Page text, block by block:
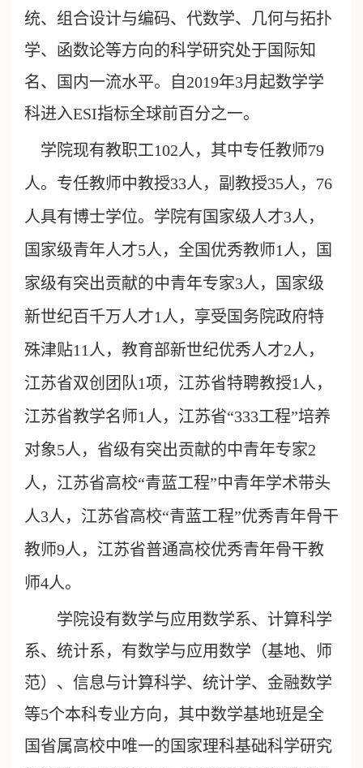
统、组合设计与编码、代数学、几何与拓扑
学、函数论等方向的科学研究处于国际知
名、国内一流水平。自2019年3月起数学学
科进入ESI指标全球前百分之一。
学院现有教职工102人，其中专任教师79
人。专任教师中教授33人，副教授35人，76
人具有博士学位。学院有国家级人才3人，
国家级青年人才5人，全国优秀教师1人，国
家级有突出贡献的中青年专家3人，国家级
新世纪百千万人才1人，享受国务院政府特
殊津贴11人，教育部新世纪优秀人才2人，
江苏省双创团队1项，江苏省特聘教授1人，
江苏省教学名师1人，江苏省“333工程”培养
对象5人，省级有突出贡献的中青年专家2
人，江苏省高校“青蓝工程”中青年学术带头
人3人，江苏省高校“青蓝工程”优秀青年骨干
教师9人，江苏省普通高校优秀青年骨干教
师4人。
学院设有数学与应用数学系、计算科学
系、统计系，有数学与应用数学（基地、师
范）、信息与计算科学、统计学、金融数学
等5个本科专业方向，其中数学基地班是全
国省属高校中唯一的国家理科基础科学研究